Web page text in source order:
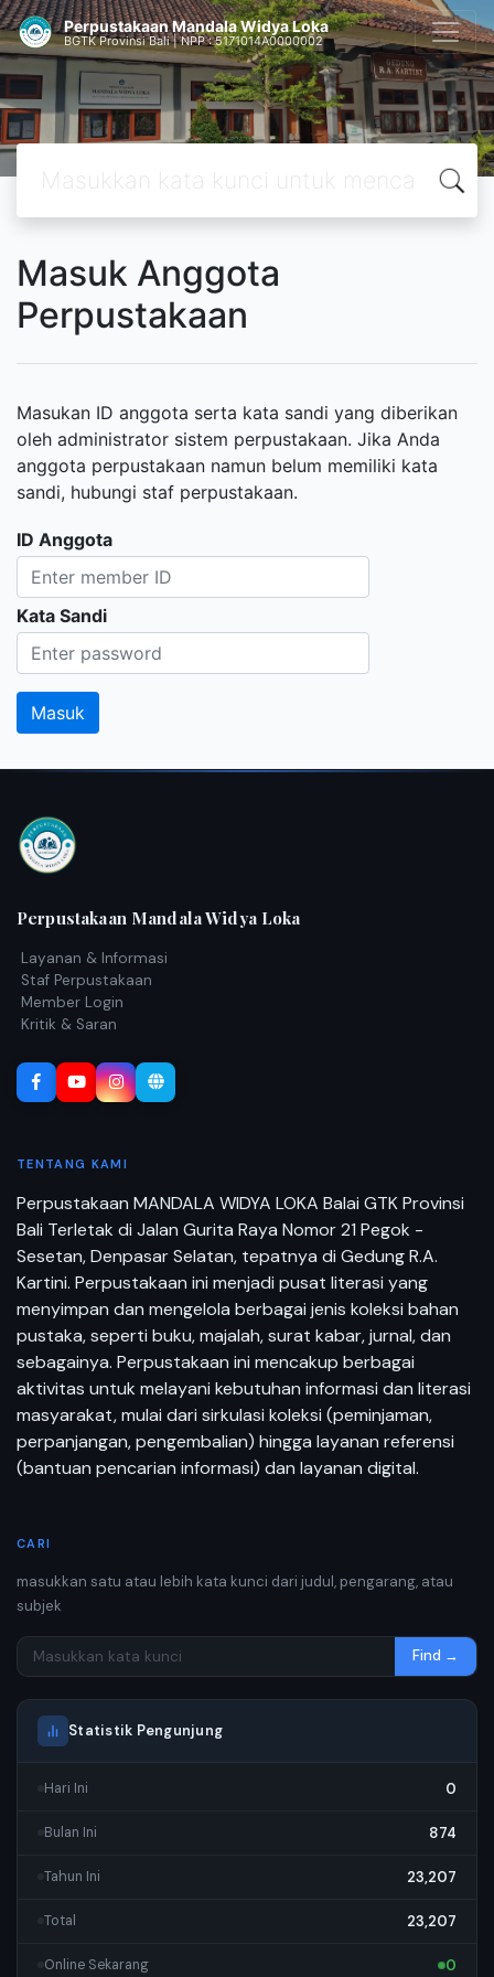
Perpustakaan Mandala Widya Loka
BGTK Provinsi Bali | NPP : 5171014A0000002
Masuk Anggota
Perpustakaan
Masukan ID anggota serta kata sandi yang diberikan
oleh administrator sistem perpustakaan. Jika Anda
anggota perpustakaan namun belum memiliki kata
sandi, hubungi staf perpustakaan.
ID Anggota
Kata Sandi
Perpustakaan Mandala Widya Loka
Layanan & Informasi
Staf Perpustakaan
Member Login
Kritik & Saran
TENTANG KAMI
Perpustakaan MANDALA WIDYA LOKA Balai GTK Provinsi
Bali Terletak di Jalan Gurita Raya Nomor 21 Pegok -
Sesetan, Denpasar Selatan, tepatnya di Gedung R.A.
Kartini. Perpustakaan ini menjadi pusat literasi yang
menyimpan dan mengelola berbagai jenis koleksi bahan
pustaka, seperti buku, majalah, surat kabar, jurnal, dan
sebagainya. Perpustakaan ini mencakup berbagai
aktivitas untuk melayani kebutuhan informasi dan literasi
masyarakat, mulai dari sirkulasi koleksi (peminjaman,
perpanjangan, pengembalian) hingga layanan referensi
(bantuan pencarian informasi) dan layanan digital.
CARI
masukkan satu atau lebih kata kunci dari judul, pengarang, atau
subjek
Find →
Statistik Pengunjung
Hari Ini 0
Bulan Ini 874
Tahun Ini 23,207
Total 23,207
Online Sekarang 0